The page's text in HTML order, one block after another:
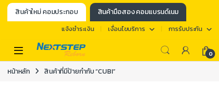
สินค้าใหม่ คอมประกอบ สินค้ามือสอง คอมแบรนด์เนม
แจ้งชำระเงิน เงื่อนไขบริการ การรับประกัน
0
หน้าหลัก สินค้าที่มีป้ายกำกับ “CUBI”